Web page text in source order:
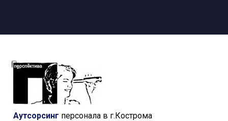
Аутсорсинг персонала в г.Кострома